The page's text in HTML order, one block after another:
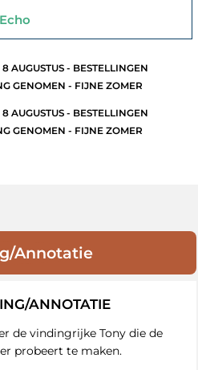
AUGUSTUS - BESTELLINGEN
GENOMEN - FIJNE ZOMER
AUGUSTUS - BESTELLINGEN
GENOMEN - FIJNE ZOMER
Annotatie
ANNOTATIE
de vindingrijke Tony die de
probeert te maken.